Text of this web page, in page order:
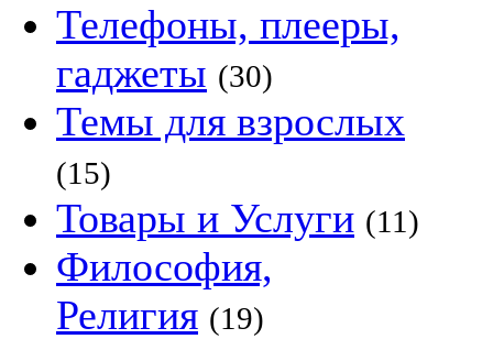
Телефоны, плееры,
гаджеты (30)
Темы для взрослых
(15)
Товары и Услуги (11)
Философия,
Религия (19)